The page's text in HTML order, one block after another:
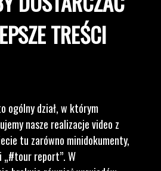
TREŚCI
ogólny dział, w którym
nasze realizacje video z
tu zarówno minidokumenty,
„#tour report”. W